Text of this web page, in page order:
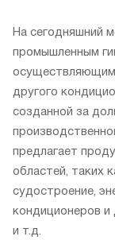
На сегодняшний
промышленным
осуществляющим
другого
созданной за
предлагает
областей, таких
судостроение,
кондиционеров и
и т.д.